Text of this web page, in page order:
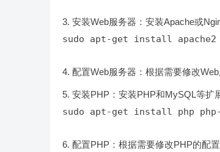
安装Web服务器：安装Apache或
sudo apt-get install apache2
配置Web服务器：根据需要修改
安装PHP：安装PHP和MySQL等扩
sudo apt-get install php php-
配置PHP：根据需要修改PHP的配